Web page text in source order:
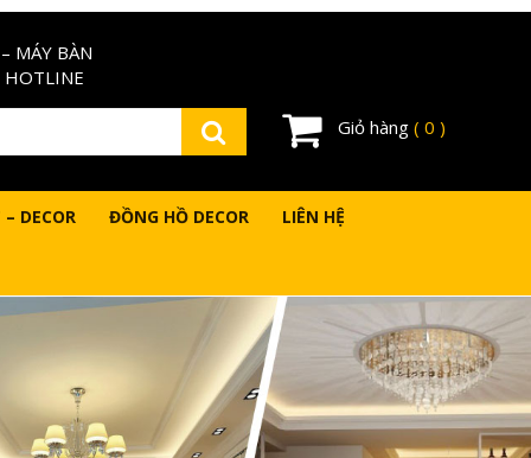
– MÁY BÀN
HOTLINE
Giỏ hàng ( 0 )
DECOR ĐỒNG HỒ DECOR LIÊN HỆ